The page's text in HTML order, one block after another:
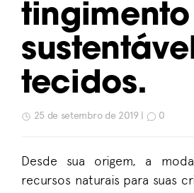
tingimento
tecidos.
25 de setembro de 2019 | 0
Desde sua origem, a
recursos naturais para suas